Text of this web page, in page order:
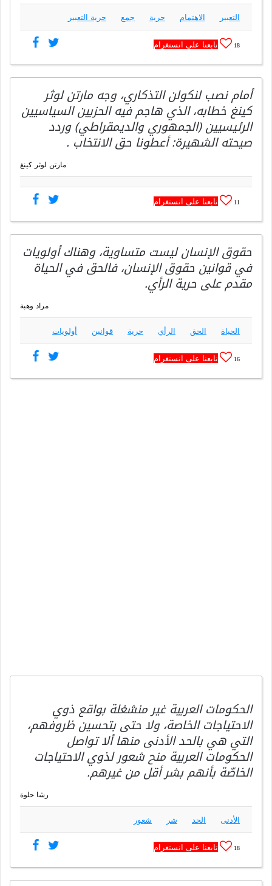
التعبير الاهتمام حرية جمع حرية التعبير
18 تابعنا على انستغرام
أمام نصب لنكولن التذكاري، وجه مارتن لوثر
كينغ خطابه، الذي هاجم فيه الحزبين السياسيين
الرئيسيين (الجمهوري والديمقراطي) وردد
صيحته الشهيرة: أعطونا حق الانتخاب .
مارتن لوثر كينغ
11 تابعنا على انستغرام
حقوق الإنسان ليست متساوية، وهناك أولويات
في قوانين حقوق الإنسان، فالحق في الحياة
مقدم على حرية الرأي.
مراد وهبة
الحياة الحق الرأي حرية قوانين أولويات
16 تابعنا على انستغرام
الحكومات العربية غير منشغلة بواقع ذوي
الاحتياجات الخاصة، ولا حتى بتحسين ظروفهم،
التي هي بالحد الأدنى منها ألا تواصل
الحكومات العربية منح شعور لذوي الاحتياجات
الخاصّة بأنهم بشر أقل من غيرهم.
رشا حلوة
الأدنى الحد شر شعور
18 تابعنا على انستغرام